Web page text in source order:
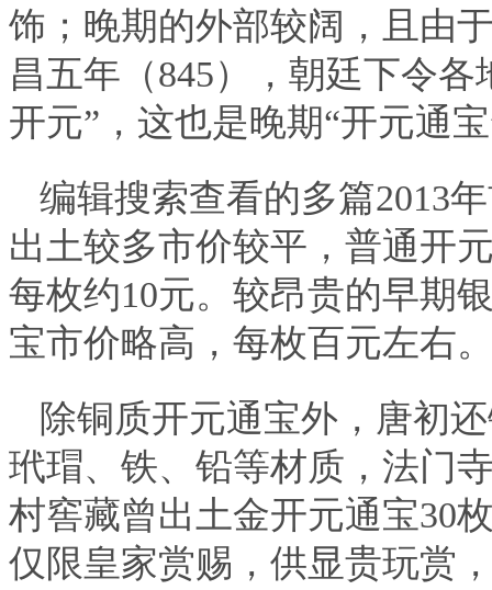
饰；晚期的外部较阔，且由
昌五年（845），朝廷下令
开元”，这也是晚期“开元通
编辑搜索查看的多篇2013
出土较多市价较平，普通开
每枚约10元。较昂贵的早期
宝市价略高，每枚百元左右
除铜质开元通宝外，唐初
玳瑁、铁、铅等材质，法门
村窖藏曾出土金开元通宝30
仅限皇家赏赐，供显贵玩赏